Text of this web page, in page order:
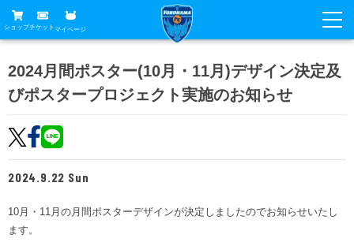
ショップチケット マイページ
グッズ
ホームタウン
トップチーム
試合
試合日程
チケット
チケットガイド
席種・価格表
チケット購入方法
チーム
選手・スタッフ
観戦ガイド
2024月間ポスター(10月・11月)デザイン決定及
びポスタープロジェクト実施のお知らせ
2024.9.22 Sun
10月・11月の月間ポスターデザインが決定しましたのでお知らせいたし
ます。